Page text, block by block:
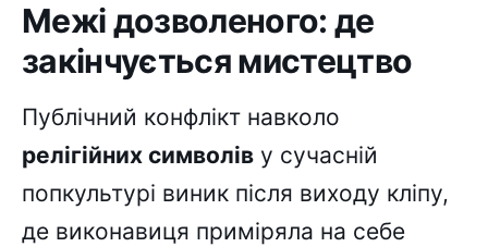
Межі дозволеного: де
закінчується мистецтво
Публічний конфлікт навколо
релігійних символів у сучасній
попкультурі виник після виходу кліпу,
де виконавиця приміряла на себе